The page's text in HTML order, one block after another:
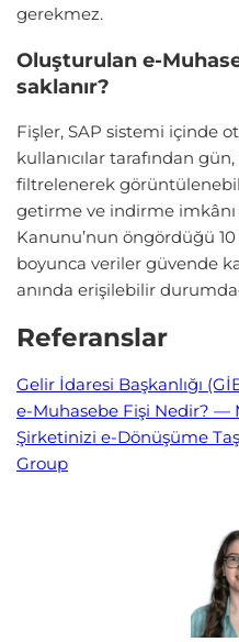
gerekmez.
Oluşturulan e-
saklanır?
Fişler, SAP sistemi içinde
kullanıcılar tarafından
filtrelenerek
getirme ve indirme
Kanunu’nun öngördüğü 10
boyunca veriler güvende
anında erişilebilir
Referanslar
Gelir İdaresi Başkanlığı
e-Muhasebe Fişi Nedir? —
Şirketinizi e-Dönüşüme
Group